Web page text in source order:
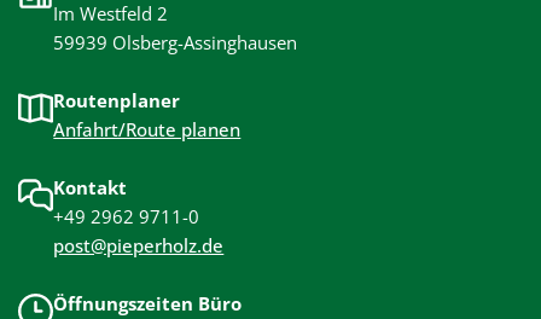
Im Westfeld 2
59939 Olsberg-Assinghausen
Routenplaner
Anfahrt/Route planen
Kontakt
+49 2962 9711-0
post@pieperholz.de
Öffnungszeiten Büro